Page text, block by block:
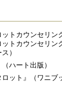
ットカウンセリン
ットカウンセリン
）
ハート出版）
ロット』（ワニブ